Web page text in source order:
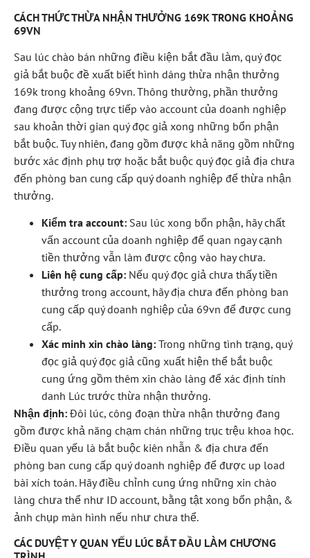
CÁCH THỨC THỪA NHẬN THƯỞNG 169K TRONG KHOẢNG
69VN
Sau lúc chào bán những điều kiện bắt đầu làm, quý đọc
giả bắt buộc đề xuất biết hình dáng thừa nhận thưởng
169k trong khoảng 69vn. Thông thường, phần thưởng
đang được cộng trực tiếp vào account của doanh nghiệp
sau khoản thời gian quý đọc giả xong những bổn phận
bắt buộc. Tuy nhiên, đang gồm được khả năng gồm những
bước xác định phụ trợ hoặc bắt buộc quý đọc giả địa chưa
đến phòng ban cung cấp quý doanh nghiệp để thừa nhận
thưởng.
Kiểm tra account: Sau lúc xong bổn phận, hãy chất
vấn account của doanh nghiệp để quan ngay cạnh
tiền thưởng vẫn làm được cộng vào hay chưa.
Liên hệ cung cấp: Nếu quý đọc giả chưa thấy tiền
thưởng trong account, hãy địa chưa đến phòng ban
cung cấp quý doanh nghiệp của 69vn để được cung
cấp.
Xác minh xin chào làng: Trong những tình trạng, quý
đọc giả quý đọc giả cũng xuất hiện thể bắt buộc
cung ứng gồm thêm xin chào làng để xác định tính
danh Lúc trước thừa nhận thưởng.
Nhận định: Đôi lúc, công đoạn thừa nhận thưởng đang
gồm được khả năng chạm chán những trục trệu khoa học.
Điều quan yếu là bắt buộc kiên nhẫn & địa chưa đến
phòng ban cung cấp quý doanh nghiệp để được up load
bài xích toán. Hãy điều chỉnh cung ứng những xin chào
làng chưa thể như ID account, bằng tật xong bổn phận, &
ảnh chụp màn hình nếu như chưa thể.
CÁC DUYỆT Y QUAN YẾU LÚC BẮT ĐẦU LÀM CHƯƠNG